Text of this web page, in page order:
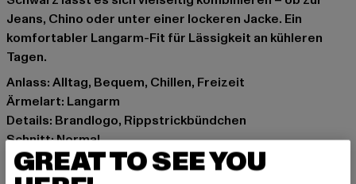
Jeans, Chino oder unter einer lockeren Jacke. Ein
komfortabler Langarm-Fit für Lässigkeit an kühleren
Tagen.
Anlass: Alltag, Bequem, Chillen, Freizeit
Ärmelart: Langarm
Details: Brandlogo, Rippstrickbündchen
Schnitt: Normal
Marke: Karl Kani
Kat.: Polo Shirts
GREAT TO SEE YOU